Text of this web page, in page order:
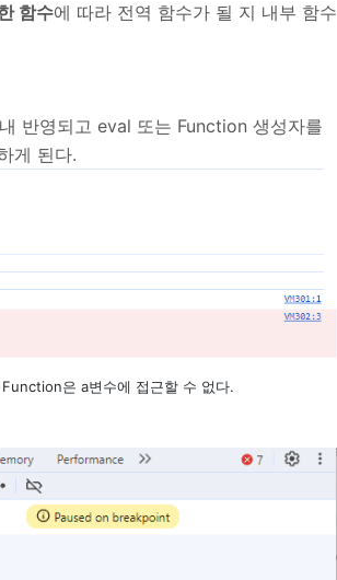
함수에 따라 전역 함수가 될 지 내부 함수
반영되고 eval 또는 Function 생성자를
게 된다.
은 a변수에 접근할 수 없다.